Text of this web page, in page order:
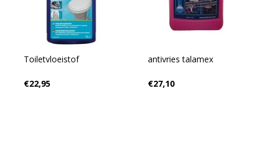
Toiletvloeistof
€22,95
antivries talamex
€27,10